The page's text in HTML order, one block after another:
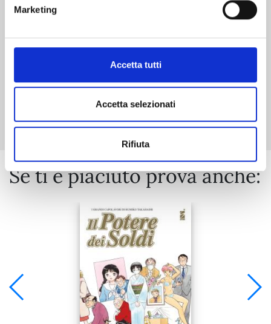
Marketing
Accetta tutti
Accetta selezionati
Rifiuta
Mostra tutto
Se ti è piaciuto prova anche: